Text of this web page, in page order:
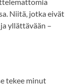
Niitä, jotka eivät
yllättävään –
tekee minut